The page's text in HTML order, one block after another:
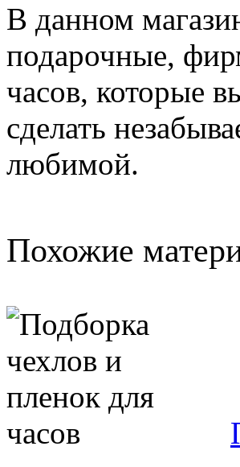
В данном
подарочные,
часов, которые
сделать
любимой.
Похожие